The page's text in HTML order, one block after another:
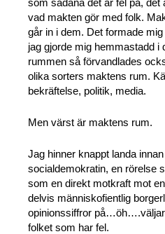
som sådana det är fel på, det
vad makten gör med folk.
går in i dem. Det formade
jag gjorde mig hemmastadd i
rummen så förvandlades
olika sorters maktens rum.
bekräftelse, politik, media.
Men värst är maktens rum.
Jag hinner knappt landa
socialdemokratin, en rörelse
som en direkt motkraft mot
delvis människofientlig
opinionssiffror
folket som har fel.